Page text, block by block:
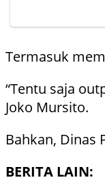
Termasuk
“Tentu saja
Joko Mursito.
Bahkan,
BERITA LAIN: